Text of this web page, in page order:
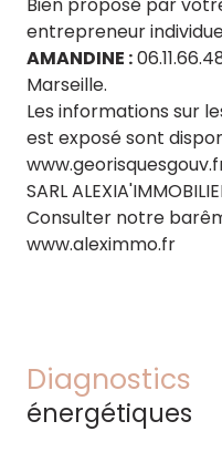
Bien proposé par
entrepreneur
AMANDINE :
Marseille.
Les informations sur
est exposé sont
SARL
Consulter notre
www.aleximmo.fr
Diagnostics
énergétiques